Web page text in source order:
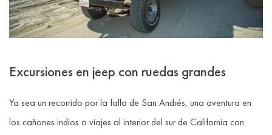
Excursiones en jeep con ruedas grandes
Ya sea un recorrido por la falla de San Andrés, una aventura en
los cañones indios o viajes al interior del sur de California con